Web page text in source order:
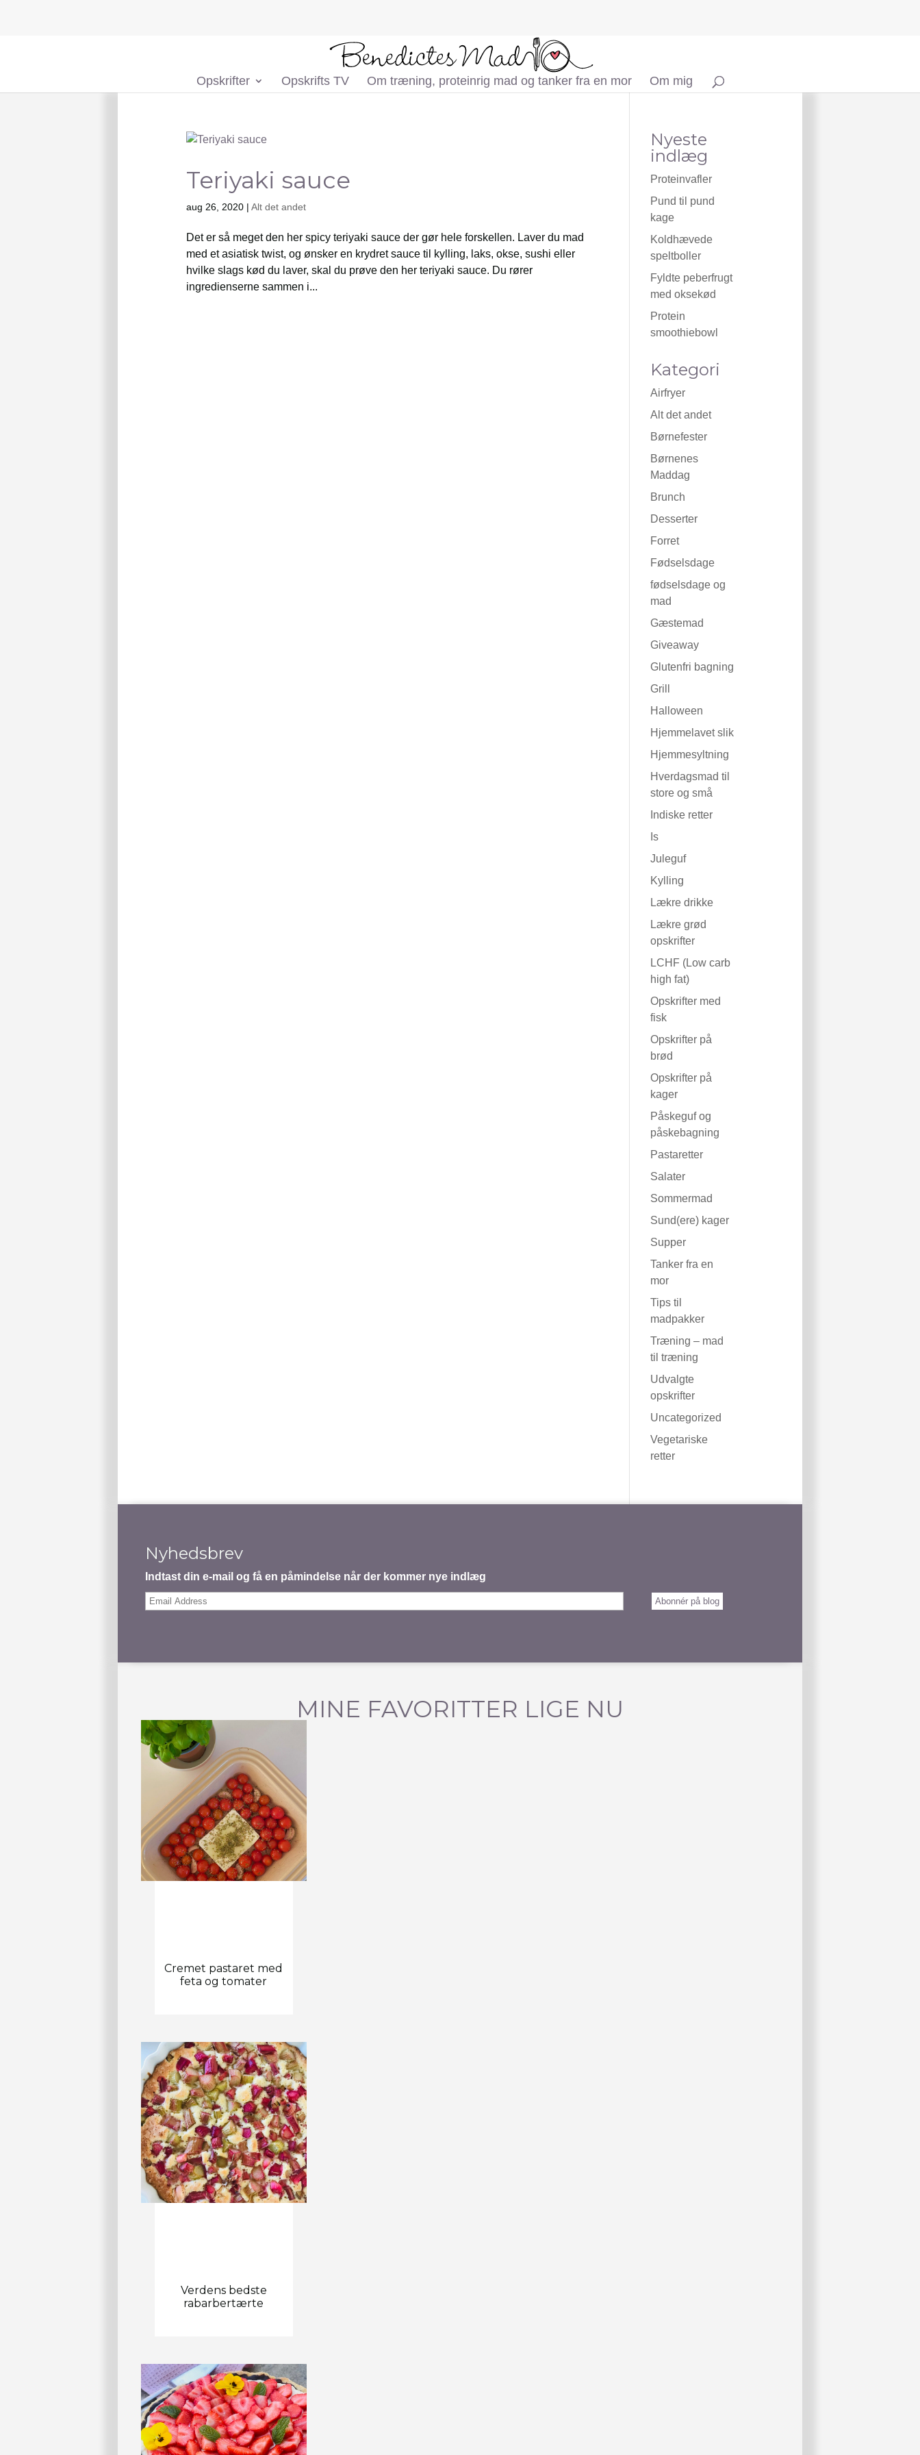
Opskrifter Opskrifts TV Om træning, proteinrig mad og tanker fra en mor Om mig
Teriyaki sauce
aug 26, 2020 | Alt det andet
Det er så meget den her spicy teriyaki sauce der gør hele forskellen. Laver du mad
med et asiatisk twist, og ønsker en krydret sauce til kylling, laks, okse, sushi eller
hvilke slags kød du laver, skal du prøve den her teriyaki sauce. Du rører
ingredienserne sammen i...
Nyeste
indlæg
Proteinvafler
Pund til pund
kage
Koldhævede
speltboller
Fyldte peberfrugt
med oksekød
Protein
smoothiebowl
Kategori
Airfryer
Alt det andet
Børnefester
Børnenes
Maddag
Brunch
Desserter
Forret
Fødselsdage
fødselsdage og
mad
Gæstemad
Giveaway
Glutenfri bagning
Grill
Halloween
Hjemmelavet slik
Hjemmesyltning
Hverdagsmad til
store og små
Indiske retter
Is
Juleguf
Kylling
Lækre drikke
Lækre grød
opskrifter
LCHF (Low carb
high fat)
Opskrifter med
fisk
Opskrifter på
brød
Opskrifter på
kager
Påskeguf og
påskebagning
Pastaretter
Salater
Sommermad
Sund(ere) kager
Supper
Tanker fra en
mor
Tips til
madpakker
Træning – mad
til træning
Udvalgte
opskrifter
Uncategorized
Vegetariske
retter
Nyhedsbrev
Indtast din e-mail og få en påmindelse når der kommer nye indlæg
Email
Abonnér på blog
MINE FAVORITTER LIGE NU
Cremet pastaret med
feta og tomater
Verdens bedste
rabarbertærte